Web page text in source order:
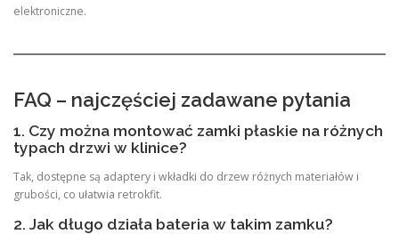
elektroniczne.
FAQ – najczęściej zadawane pytania
1. Czy można montować zamki płaskie na różnych
typach drzwi w klinice?
Tak, dostępne są adaptery i wkładki do drzew różnych materiałów i
grubości, co ułatwia retrokfit.
2. Jak długo działa bateria w takim zamku?